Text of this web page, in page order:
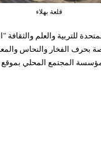
قلعة بهلاء
للتربية والعلم والثقافة
بحرف الفخار والنحاس
المجتمع المحلي بموقع